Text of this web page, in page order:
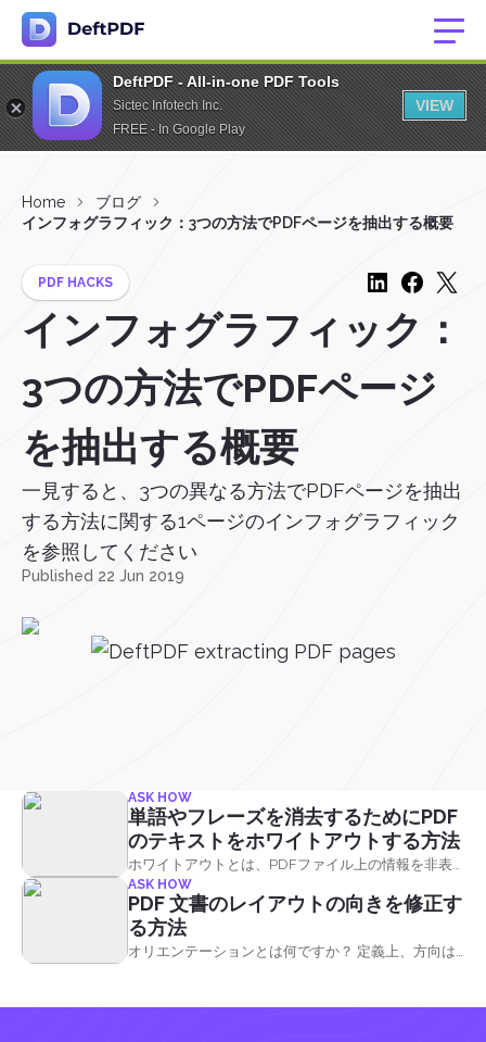
DeftPDF - All-in-one PDF Tools
Sictec Infotech Inc.
FREE - In Google Play
VIEW
Home
ブログ
インフォグラフィック：3つの方法でPDFページを抽出する概要
PDF HACKS
インフォグラフィック：
3つの方法でPDFページ
を抽出する概要
一見すると、3つの異なる方法でPDFページを抽出
する方法に関する1ページのインフォグラフィック
を参照してください
Published 22 Jun 2019
があります。 あなたは、オンラインデザイナーツー
ルやGoogleフォームやJotFormのような既製のフォ
ームを使用して、Microsoft Word、Excel、
PowerPointから作成したり、オンラインPDFエディ
タを使用して入力可能なPDFを作成することができ
ますデフテフPDFファイルを使用します。 ここで
は、何も支払うことなく簡単にこれを行う方法に関
ASK HOW
単語やフレーズを消去するためにPDF
のテキストをホワイトアウトする方法
ホワイトアウトとは、PDFファイル上の情報を非表
示、消去、消去することを意味します。 ホワイトア
ウトという用語は、補正液または &ldquo;ホワイトア
ウトを使用して書かれた誤りを修正する行為に由来
します。&rdquo;
ASK HOW
PDF 文書のレイアウトの向きを修正す
る方法
オリエンテーションとは何ですか？ 定義上、方向は